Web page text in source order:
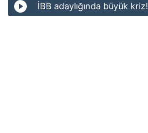
İBB adaylığında büyük kriz!